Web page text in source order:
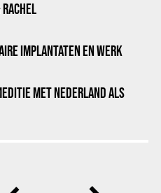
RACHEL
IMPLANTATEN EN WERK
MET NEDERLAND ALS